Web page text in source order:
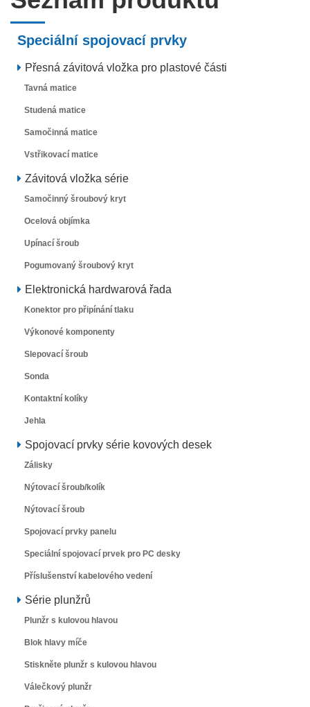
Speciální spojovací prvky
Přesná závitová vložka pro plastové části
Tavná matice
Studená matice
Samočinná matice
Vstřikovací matice
Závitová vložka série
Samočinný šroubový kryt
Ocelová objímka
Upínací šroub
Pogumovaný šroubový kryt
Elektronická hardwarová řada
Konektor pro připínání tlaku
Výkonové komponenty
Slepovací šroub
Sonda
Kontaktní kolíky
Jehla
Spojovací prvky série kovových desek
Zálisky
Nýtovací šroub/kolík
Nýtovací šroub
Spojovací prvky panelu
Speciální spojovací prvek pro PC desky
Příslušenství kabelového vedení
Série plunžrů
Plunžr s kulovou hlavou
Blok hlavy míče
Stiskněte plunžr s kulovou hlavou
Válečkový plunžr